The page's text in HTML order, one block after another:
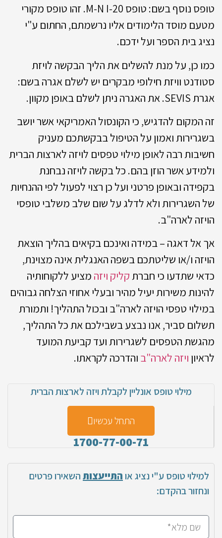
טופס נוסף בשם: טופס M-N I-20. זהו טופס מקורי
מטעם מוסד הלימודים אליו נרשמתם, החתום ע"י
נציג בית הספר ועל ידכם.
כמו כן, על מנת להשלים את הליך הבקשה לויזת
סטודנט וויזת חילופי מבקרים יש לשלם אגרה בשם:
אגרת SEVIS. את האגרה ניתן לשלם באופן מקוון.
זה המקום להדגיש, כי הקונסול האמריקאי אשר יושב
בשגרירות ואמון על הטיפול בבקשתכם מעניק
חשיבות רבה לאופן מילוי טפסים לויזה לארצות הברית
ולמידע אשר הוזן בהם. כל בקשה לויזה נבחנת
בקפידה ובאופן פרטני ועל כן רצוי לפעול לפי ההנחיות
של השגרירות ולא לדלג על שום שלב משלבי טופסי
הויזה לארה"ב.
אך אל דאגה – במידה ואינכם בקיאים בהליך הוצאת
הויזה ו/או שליטתכם בשפה האנגלית אינה מצוינת,
כדאי שתדעו כי חברתקליק ויזה מציע ללקוחותיה
להינות משירות יעיל מהיר ובעלי אחוזי הצלחה גבוהים
במילוי טפסי הויזה לארה"ב ובכול התהליך! ותמורת
תשלום סביר, אנו נבצע בשבילכם את כל התהליך,
מהגשת הטפסים לשגרירות ועד קביעת המועד
לראיון ויזה לארה"ב והדרכה לקראתו.
מילוי טופס אונליין לקבלת ויזה לארצות הברית
התחל עכשיו
1700-77-00-71
למילוי טופס ע"י נציג אוהתייעצותהשאירו פרטים
ונחזור בהקדם: